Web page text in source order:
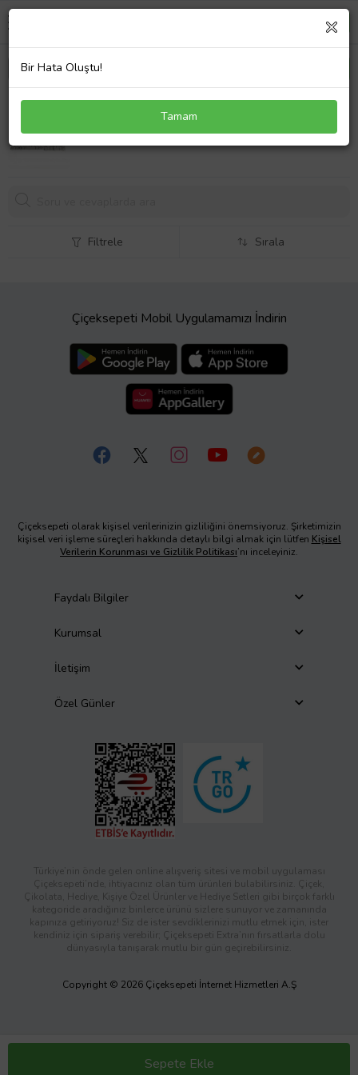
Toshiba Satellite L500-137 Klavye Gümüş Türkçe
665,59 TL
Sepete Ekle
Filtrele Sırala
Çiçeksepeti Mobil Uygulamamızı İndirin
Çiçeksepeti olarak kişisel verilerinizin gizliliğini önemsiyoruz. Şirketimizin
kişisel veri işleme süreçleri hakkında detaylı bilgi almak için lütfen Kişisel
Verilerin Korunması ve Gizlilik Politikası’nı inceleyiniz.
Faydalı Bilgiler
Kurumsal
İletişim
Özel Günler
Türkiye’nin önde gelen online alışveriş sitesi ve mobil uygulaması
Çiçeksepeti’nde, ihtiyacınız olan tüm ürünleri bulabilirsiniz. Çiçek,
Çikolata, Hediye, Kişiye Özel Ürünler ve Hediye Setleri gibi birçok farklı
kategoride aradığınız binlerce ürünü sizlere sunuyor ve zamanında
kapınıza getiriyoruz! Siz de ister sevdiklerinizi mutlu etmek için, ister
kendiniz için sipariş verebilir; Çiçeksepeti Extra’nın fırsatlarla dolu
dünyasıyla tanışarak mutlu bir gün geçirebilirsiniz.
Copyright © 2026 Çiçeksepeti İnternet Hizmetleri A.Ş
Bir Hata Oluştu!
Tamam